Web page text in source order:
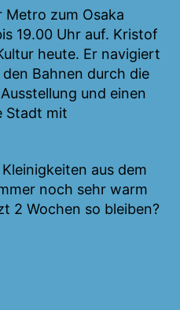
zum Osaka
19.00 Uhr auf. Kristof
heute. Er navigiert
Bahnen durch die
und einen
Stadt mit
aus dem
noch sehr warm
2 Wochen so bleiben?